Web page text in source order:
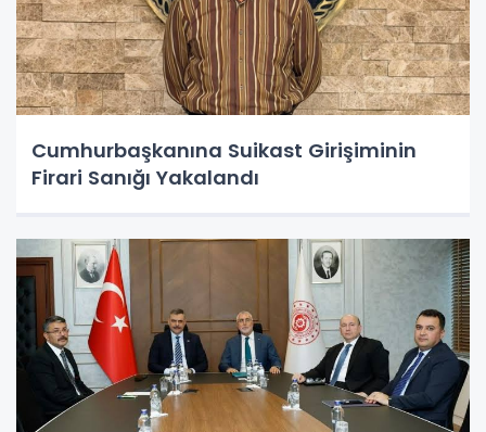
Cumhurbaşkanına Suikast Girişiminin
Firari Sanığı Yakalandı